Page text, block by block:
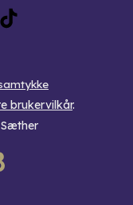
brukervilkår.